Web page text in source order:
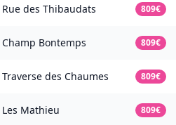
Rue des Thibaudats 809€
Champ Bontemps 809€
Traverse des Chaumes 809€
Les Mathieu 809€